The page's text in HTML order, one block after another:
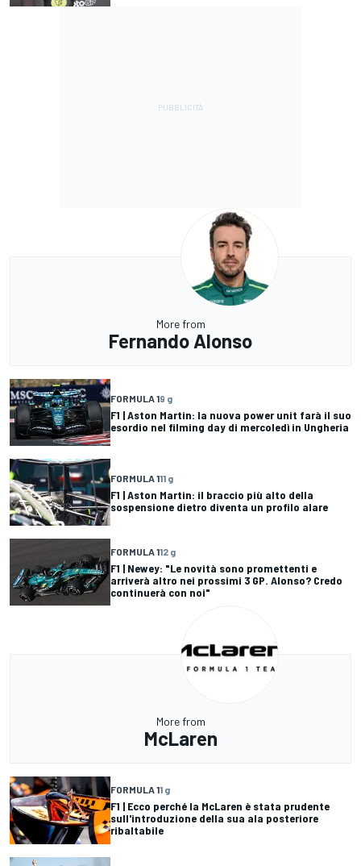
More from
Fernando Alonso
FORMULA 19 g
F1 | Aston Martin: la nuova power unit farà il suo
esordio nel filming day di mercoledì in Ungheria
FORMULA 111 g
F1 | Aston Martin: il braccio più alto della
sospensione dietro diventa un profilo alare
FORMULA 112 g
F1 | Newey: "Le novità sono promettenti e
arriverà altro nei prossimi 3 GP. Alonso? Credo
continuerà con noi"
More from
McLaren
FORMULA 11 g
F1 | Ecco perché la McLaren è stata prudente
sull'introduzione della sua ala posteriore
ribaltabile